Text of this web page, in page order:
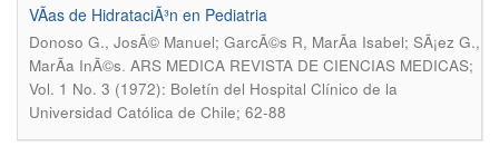
VÃ­as de HidrataciÃ³n en Pediatria
Donoso G., JosÃ© Manuel; GarcÃ©s R, MarÃ­a Isabel; SÃ¡ez G.,
MarÃ­a InÃ©s. ARS MEDICA REVISTA DE CIENCIAS MEDICAS;
Vol. 1 No. 3 (1972): Boletín del Hospital Clínico de la
Universidad Católica de Chile; 62-88